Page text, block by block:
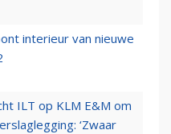
interieur van nieuwe
ILT op KLM E&M om
‘Zwaar